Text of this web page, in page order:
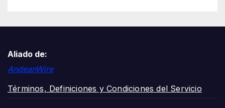
Aliado de:
AndeanWire
Términos, Definiciones y Condiciones del Servicio